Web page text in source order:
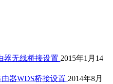
器无线桥接设置 2015年1月14
器WDS桥接设置 2014年8月